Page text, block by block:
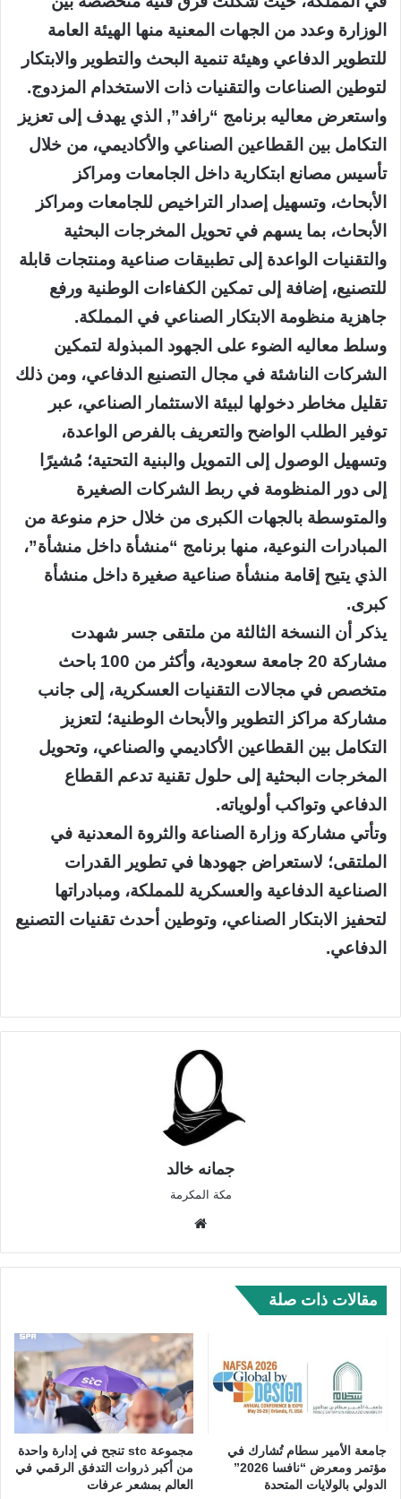
الوزارة وعدد من الجهات المعنية منها الهيئة العامة
للتطوير الدفاعي وهيئة تنمية البحث والتطوير والابتكار
لتوطين الصناعات والتقنيات ذات الاستخدام المزدوج.
واستعرض معاليه برنامج “رافد”, الذي يهدف إلى تعزيز
التكامل بين القطاعين الصناعي والأكاديمي، من خلال
تأسيس مصانع ابتكارية داخل الجامعات ومراكز
الأبحاث، وتسهيل إصدار التراخيص للجامعات ومراكز
الأبحاث، بما يسهم في تحويل المخرجات البحثية
والتقنيات الواعدة إلى تطبيقات صناعية ومنتجات قابلة
للتصنيع، إضافة إلى تمكين الكفاءات الوطنية ورفع
جاهزية منظومة الابتكار الصناعي في المملكة.
وسلط معاليه الضوء على الجهود المبذولة لتمكين
الشركات الناشئة في مجال التصنيع الدفاعي، ومن ذلك
تقليل مخاطر دخولها لبيئة الاستثمار الصناعي، عبر
توفير الطلب الواضح والتعريف بالفرص الواعدة،
وتسهيل الوصول إلى التمويل والبنية التحتية؛ مُشيرًا
إلى دور المنظومة في ربط الشركات الصغيرة
والمتوسطة بالجهات الكبرى من خلال حزم منوعة من
المبادرات النوعية، منها برنامج “منشأة داخل منشأة”،
الذي يتيح إقامة منشأة صناعية صغيرة داخل منشأة
كبرى.
يذكر أن النسخة الثالثة من ملتقى جسر شهدت
مشاركة 20 جامعة سعودية، وأكثر من 100 باحث
متخصص في مجالات التقنيات العسكرية، إلى جانب
مشاركة مراكز التطوير والأبحاث الوطنية؛ لتعزيز
التكامل بين القطاعين الأكاديمي والصناعي، وتحويل
المخرجات البحثية إلى حلول تقنية تدعم القطاع
الدفاعي وتواكب أولوياته.
وتأتي مشاركة وزارة الصناعة والثروة المعدنية في
الملتقى؛ لاستعراض جهودها في تطوير القدرات
الصناعية الدفاعية والعسكرية للمملكة، ومبادراتها
لتحفيز الابتكار الصناعي، وتوطين أحدث تقنيات التصنيع
الدفاعي.
جمانه خالد
مكة المكرمة
الوي
مقالات ذات صلة
جامعة الأمير سطام تُشارك في
مؤتمر ومعرض “نافسا 2026”
الدولي بالولايات المتحدة
مجموعة stc تنجح في إدارة واحدة
من أكبر ذروات التدفق الرقمي في
العالم بمشعر عرفات